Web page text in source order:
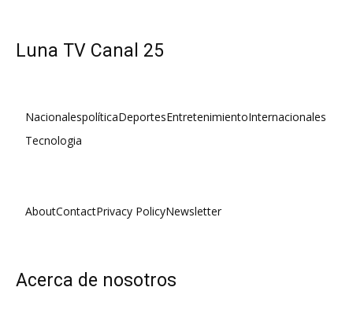
Luna TV Canal 25
NacionalespolíticaDeportesEntretenimientoInternacionales
Tecnologia
AboutContactPrivacy PolicyNewsletter
Acerca de nosotros